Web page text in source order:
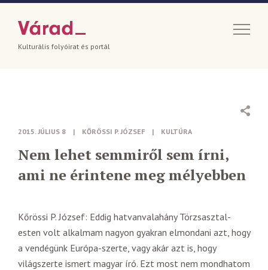
Kulturális folyóirat és portál
2015. JÚLIUS 8 | KŐRÖSSI P. JÓZSEF | KULTÚRA
Nem lehet semmiről sem írni,
ami ne érintene meg mélyebben
Kőrössi P. József: Eddig hatvanvalahány Törzsasztal-
esten volt alkalmam nagyon gyakran elmondani azt, hogy
a vendégünk Európa-szerte, vagy akár azt is, hogy
világszerte ismert magyar író. Ezt most nem mondhatom